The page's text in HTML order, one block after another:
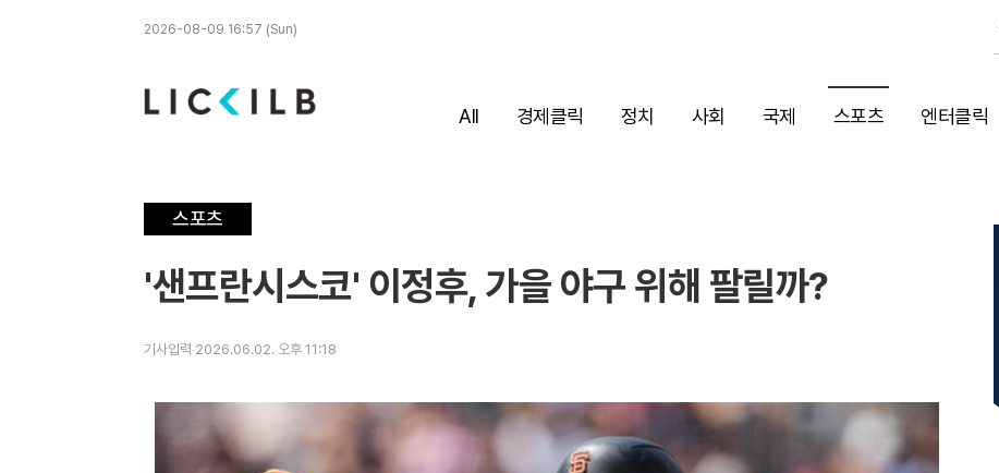
2026-08-09 16:57 (Sun)
All 경제클릭 정치 사회 국제 스포츠 엔터클릭
스포츠
'샌프란시스코' 이정후, 가을 야구 위해 팔릴까?
기사입력 2026.06.02. 오후 11:18